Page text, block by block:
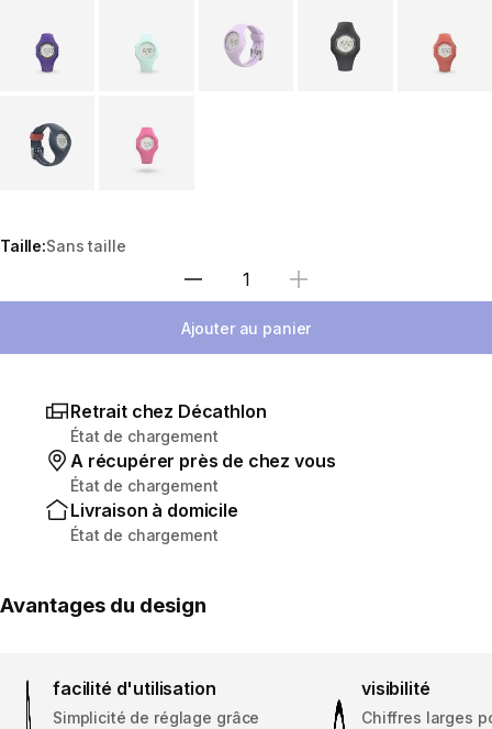
Taille:Sans taille
Choisir une quantité
Ajouter au panier
Retrait chez Décathlon
État de chargement
A récupérer près de chez vous
État de chargement
Livraison à domicile
État de chargement
Avantages du design
facilité d'utilisation
Simplicité de réglage grâce
visibilité
Chiffres larges